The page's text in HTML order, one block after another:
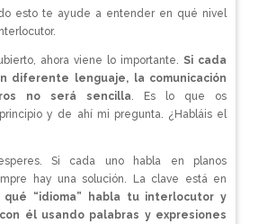
esto te ayude a entender en qué nivel
ahora viene lo importante. Si cada
diferente lenguaje, la comunicación
no será sencilla . Es lo que os
y de ahí mi pregunta. ¿Habláis el
Si cada uno habla en planos
hay una solución. La clave está en
qué “idioma” habla tu interlocutor y
él usando palabras y expresiones